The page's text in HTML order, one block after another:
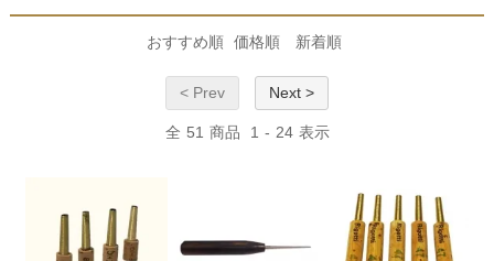
おすすめ順 価格順 新着順
< Prev Next >
全 51 商品 1 - 24 表示